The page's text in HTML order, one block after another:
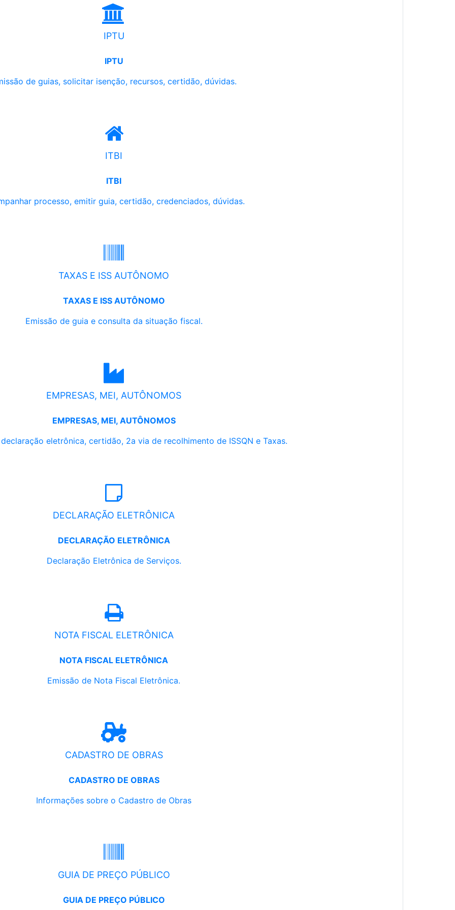
IPTU
IPTU
de guias, solicitar isenção, recursos, certidão, dúvidas.
ITBI
ITBI
processo, emitir guia, certidão, credenciados, dúvidas.
TAXAS E ISS AUTÔNOMO
TAXAS E ISS AUTÔNOMO
Emissão de guia e consulta da situação fiscal.
EMPRESAS, MEI, AUTÔNOMOS
EMPRESAS, MEI, AUTÔNOMOS
eletrônica, certidão, 2a via de recolhimento de ISSQN e Taxas.
DECLARAÇÃO ELETRÔNICA
DECLARAÇÃO ELETRÔNICA
Declaração Eletrônica de Serviços.
NOTA FISCAL ELETRÔNICA
NOTA FISCAL ELETRÔNICA
Emissão de Nota Fiscal Eletrônica.
CADASTRO DE OBRAS
CADASTRO DE OBRAS
Informações sobre o Cadastro de Obras
GUIA DE PREÇO PÚBLICO
GUIA DE PREÇO PÚBLICO